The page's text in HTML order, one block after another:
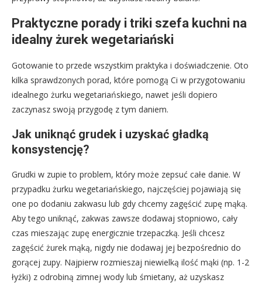
Praktyczne porady i triki szefa kuchni na
idealny żurek wegetariański
Gotowanie to przede wszystkim praktyka i doświadczenie. Oto
kilka sprawdzonych porad, które pomogą Ci w przygotowaniu
idealnego żurku wegetariańskiego, nawet jeśli dopiero
zaczynasz swoją przygodę z tym daniem.
Jak uniknąć grudek i uzyskać gładką
konsystencję?
Grudki w zupie to problem, który może zepsuć całe danie. W
przypadku żurku wegetariańskiego, najczęściej pojawiają się
one po dodaniu zakwasu lub gdy chcemy zagęścić zupę mąką.
Aby tego uniknąć, zakwas zawsze dodawaj stopniowo, cały
czas mieszając zupę energicznie trzepaczką. Jeśli chcesz
zagęścić żurek mąką, nigdy nie dodawaj jej bezpośrednio do
gorącej zupy. Najpierw rozmieszaj niewielką ilość mąki (np. 1-2
łyżki) z odrobiną zimnej wody lub śmietany, aż uzyskasz